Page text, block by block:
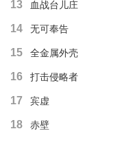
13 血战台儿庄
14 无可奉告
15 全金属外壳
16 打击侵略者
17 宾虚
18 赤壁